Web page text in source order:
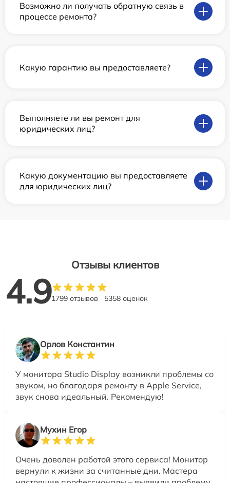
Возможно ли получать обратную связь в
процессе ремонта?
Какую гарантию вы предоставляете?
Выполняете ли вы ремонт для
юридических лиц?
Какую документацию вы предоставляете
для юридических лиц?
Отзывы клиентов
4.91799 отзывов 5358 оценок
Орлов Константин
У монитора Studio Display возникли проблемы со
звуком, но благодаря ремонту в Apple Service,
звук снова идеальный. Рекомендую!
Мухин Егор
Очень доволен работой этого сервиса! Монитор
вернули к жизни за считанные дни. Мастера